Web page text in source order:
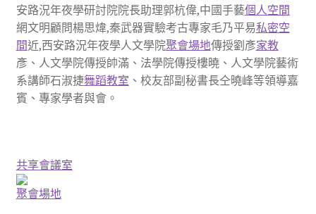
安路況年夜學研討院院長助理郭杭偉,中國手藝個人空間
網文明顧問楊思煒,秦武器實驗考古專家毛乃平易私密空
間近,西安路況年夜學人文學院聚會場地傳授劉彥家教
彥、人文學院傳授帥滿、法學院傳授樓曉、人文學院藝術
系講師石淑捷舞蹈教室 、校友部副秘書長仝曉峰等領導嘉
賓、專家學者與會。
共享會議室
聚會場地